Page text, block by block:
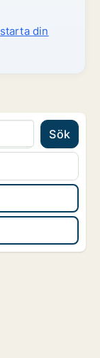
starta din
Sök